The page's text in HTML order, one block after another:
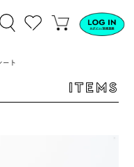
ート
ITEMS